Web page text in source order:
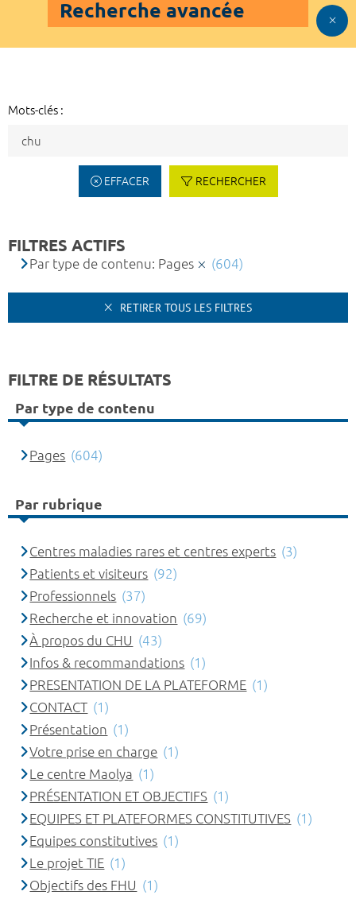
Recherche avancée
Mots-clés :
EFFACER RECHERCHER
FILTRES ACTIFS
Par type de contenu: Pages (604)
RETIRER TOUS LES FILTRES
FILTRE DE RÉSULTATS
Par type de contenu
Pages (604)
Par rubrique
Centres maladies rares et centres experts (3)
Patients et visiteurs (92)
Professionnels (37)
Recherche et innovation (69)
À propos du CHU (43)
Infos & recommandations (1)
PRESENTATION DE LA PLATEFORME (1)
CONTACT (1)
Présentation (1)
Votre prise en charge (1)
Le centre Maolya (1)
PRÉSENTATION ET OBJECTIFS (1)
EQUIPES ET PLATEFORMES CONSTITUTIVES (1)
Equipes constitutives (1)
Le projet TIE (1)
Objectifs des FHU (1)